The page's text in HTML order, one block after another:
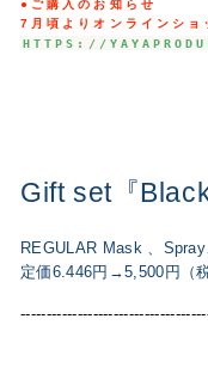
●ご購入のお知らせ
7 月頃よりオンラインシ
HTTPS://
Gift set『Black
REGULAR Mask 、
定価6.446円→5,500円（税